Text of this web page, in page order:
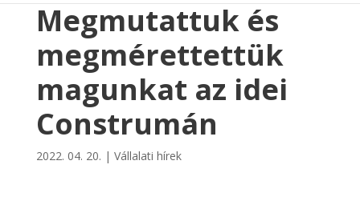
Megmutattuk és
megmérettettük
magunkat az idei
Construmán
2022. 04. 20. | Vállalati hírek